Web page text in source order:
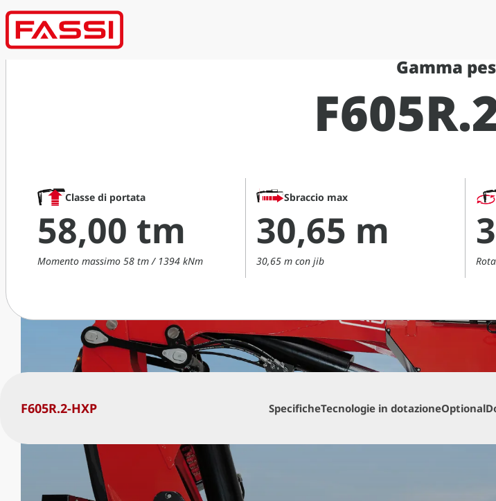
Gamma
Classe di portata
58,00 tm
Momento massimo 58 tm / 1394 kNm
Sbraccio max
30,65 m
30,65 m con jib
F605R.2-HXP SpecificheTecnologie in dotazioneOptional